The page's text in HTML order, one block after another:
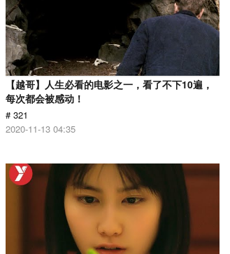
【越哥】人生必看的电影之一，看了不下10遍，
每次都会被感动！
# 321
2020-11-13 04:35